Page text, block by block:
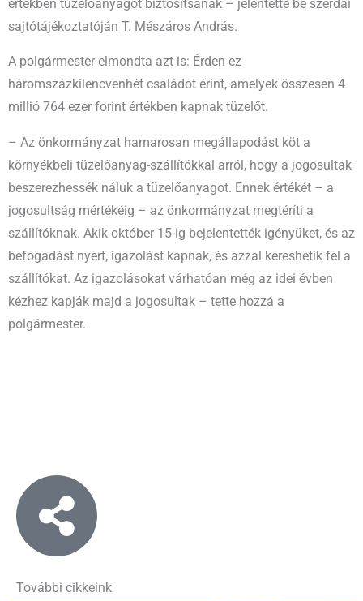
értékben tüzelőanyagot biztosítsanak – jelentette be szerdai
sajtótájékoztatóján T. Mészáros András.
A polgármester elmondta azt is: Érden ez
háromszázkilencvenhét családot érint, amelyek összesen 4
millió 764 ezer forint értékben kapnak tüzelőt.
– Az önkormányzat hamarosan megállapodást köt a
környékbeli tüzelőanyag-szállítókkal arról, hogy a jogosultak
beszerezhessék náluk a tüzelőanyagot. Ennek értékét – a
jogosultság mértékéig – az önkormányzat megtéríti a
szállítóknak. Akik október 15-ig bejelentették igényüket, és az
befogadást nyert, igazolást kapnak, és azzal kereshetik fel a
szállítókat. Az igazolásokat várhatóan még az idei évben
kézhez kapják majd a jogosultak – tette hozzá a
polgármester.
További cikkeink